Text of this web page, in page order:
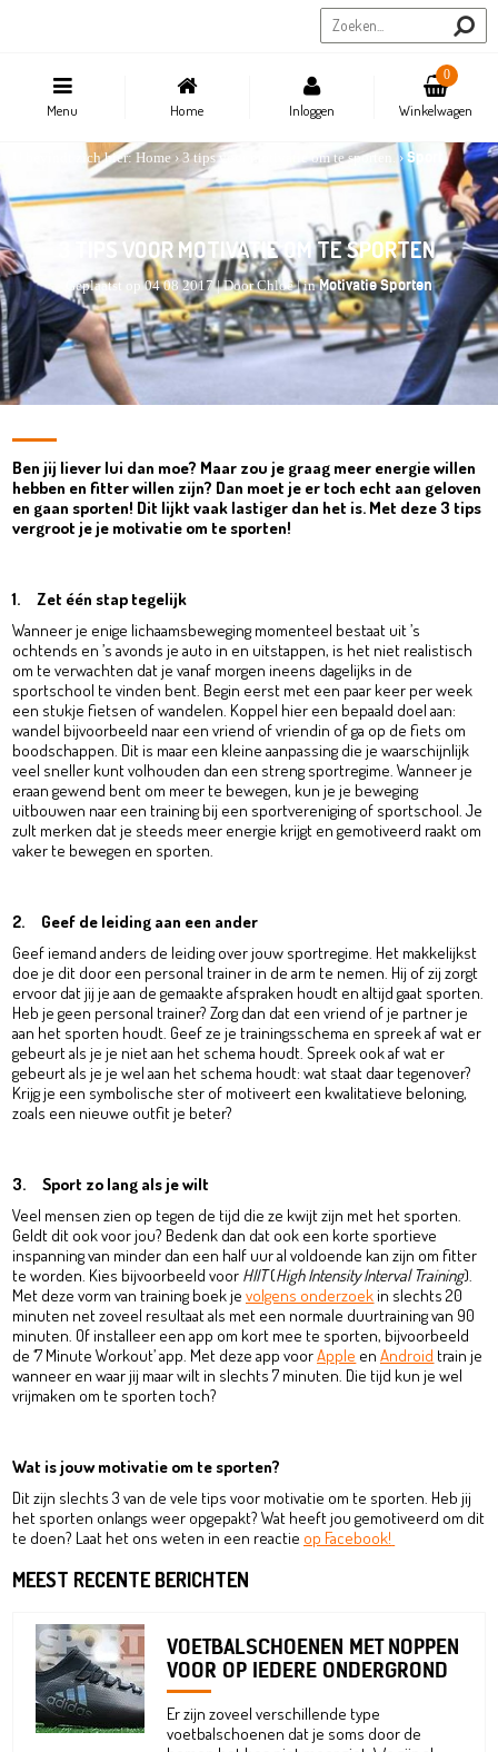
Menu Home Inloggen Winkelwagen
0
U bevindt zich hier:Home ›3 tips voor motivatie om te sporten. ›Sport
3 TIPS VOOR MOTIVATIE OM TE SPORTEN.
Geplaatst op 04 08 2017 | Door Chloë | inMotivatieSporten
Ben jij liever lui dan moe? Maar zou je graag meer energie willen
hebben en fitter willen zijn? Dan moet je er toch echt aan geloven
en gaan sporten! Dit lijkt vaak lastiger dan het is. Met deze 3 tips
vergroot je je motivatie om te sporten!
1. Zet één stap tegelijk
Wanneer je enige lichaamsbeweging momenteel bestaat uit ’s
ochtends en ’s avonds je auto in en uitstappen, is het niet realistisch
om te verwachten dat je vanaf morgen ineens dagelijks in de
sportschool te vinden bent. Begin eerst met een paar keer per week
een stukje fietsen of wandelen. Koppel hier een bepaald doel aan:
wandel bijvoorbeeld naar een vriend of vriendin of ga op de fiets om
boodschappen. Dit is maar een kleine aanpassing die je waarschijnlijk
veel sneller kunt volhouden dan een streng sportregime. Wanneer je
eraan gewend bent om meer te bewegen, kun je je beweging
uitbouwen naar een training bij een sportvereniging of sportschool. Je
zult merken dat je steeds meer energie krijgt en gemotiveerd raakt om
vaker te bewegen en sporten.
2. Geef de leiding aan een ander
Geef iemand anders de leiding over jouw sportregime. Het makkelijkst
doe je dit door een personal trainer in de arm te nemen. Hij of zij zorgt
ervoor dat jij je aan de gemaakte afspraken houdt en altijd gaat sporten.
Heb je geen personal trainer? Zorg dan dat een vriend of je partner je
aan het sporten houdt. Geef ze je trainingsschema en spreek af wat er
gebeurt als je je niet aan het schema houdt. Spreek ook af wat er
gebeurt als je je wel aan het schema houdt: wat staat daar tegenover?
Krijg je een symbolische ster of motiveert een kwalitatieve beloning,
zoals een nieuwe outfit je beter?
3. Sport zo lang als je wilt
Veel mensen zien op tegen de tijd die ze kwijt zijn met het sporten.
Geldt dit ook voor jou? Bedenk dan dat ook een korte sportieve
inspanning van minder dan een half uur al voldoende kan zijn om fitter
te worden. Kies bijvoorbeeld voor HIIT(High Intensity Interval Training).
Met deze vorm van training boek jevolgens onderzoek in slechts 20
minuten net zoveel resultaat als met een normale duurtraining van 90
minuten. Of installeer een app om kort mee te sporten, bijvoorbeeld
de ‘7 Minute Workout’ app. Met deze app voorApple enAndroid train je
wanneer en waar jij maar wilt in slechts 7 minuten. Die tijd kun je wel
vrijmaken om te sporten toch?
Wat is jouw motivatie om te sporten?
Dit zijn slechts 3 van de vele tips voor motivatie om te sporten. Heb jij
het sporten onlangs weer opgepakt? Wat heeft jou gemotiveerd om dit
te doen? Laat het ons weten in een reactie op Facebook!
MEEST RECENTE BERICHTEN
VOETBALSCHOENEN MET NOPPEN
VOOR OP IEDERE ONDERGROND
Er zijn zoveel verschillende type
voetbalschoenen dat je soms door de